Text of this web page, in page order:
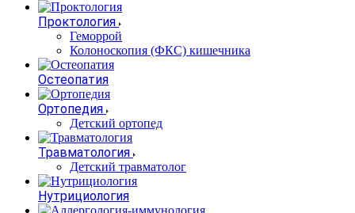
Проктология
Геморрой
Колоноскопия (ФКС) кишечника
Остеопатия
Ортопедия
Детский ортопед
Травматология
Детский травматолог
Нутрициология